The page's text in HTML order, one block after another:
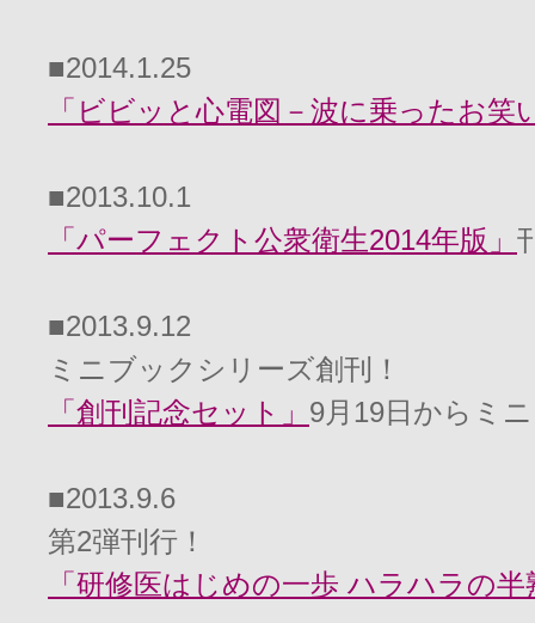
■2014.1.25
「ビビッと心電図－波に乗ったお
■2013.10.1
「パーフェクト公衆衛生2014年版 」
■2013.9.12
ミニブックシリーズ創刊！
「創刊記念セット」 9月19日からミ
■2013.9.6
第2弾刊行！
「研修医はじめの一歩 ハラハラの